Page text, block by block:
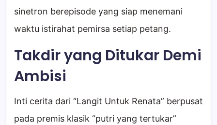
sinetron berepisode yang siap menemani
waktu istirahat pemirsa setiap petang.
Takdir yang Ditukar Demi
Ambisi
Inti cerita dari “Langit Untuk Renata” berpusat
pada premis klasik “putri yang tertukar”